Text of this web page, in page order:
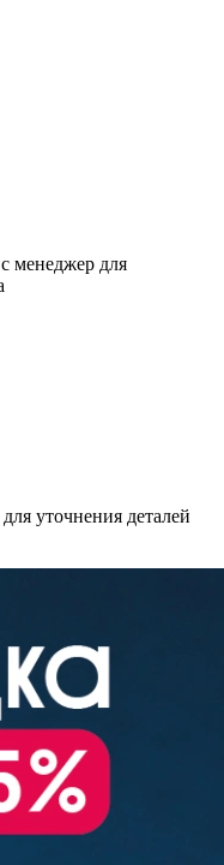
менеджер для
уточнения деталей